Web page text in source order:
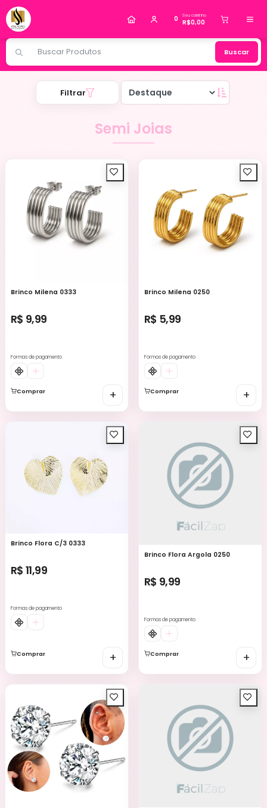
0 Seu carrinho
R$0,00
Buscar
Filtrar
Semi Joias
Brinco Milena 0333
R$ 9,99
Formas de pagamento
Comprar +
Brinco Milena 0250
R$ 5,99
Formas de pagamento
Comprar +
Brinco Flora C/3 0333
R$ 11,99
Formas de pagamento
Comprar +
Brinco Flora Argola 0250
R$ 9,99
Formas de pagamento
Comprar +
Top Coat Linha Light 10ml - Real Love.